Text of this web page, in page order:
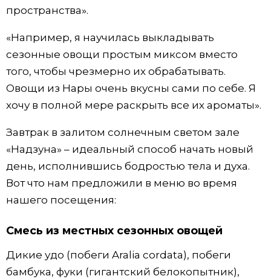
пространства».
«Например, я научилась выкладывать
сезонные овощи простым миксом вместо
того, чтобы чрезмерно их обрабатывать.
Овощи из Нары очень вкусны сами по себе. Я
хочу в полной мере раскрыть все их ароматы».
Завтрак в залитом солнечным светом зале
«Надзуна» – идеальный способ начать новый
день, исполнившись бодростью тела и духа.
Вот что нам предложили в меню во время
нашего посещения:
Смесь из местных сезонных овощей
Дикие удо (побеги Aralia cordata), побеги
бамбука, фуки (гигантский белокопытник),